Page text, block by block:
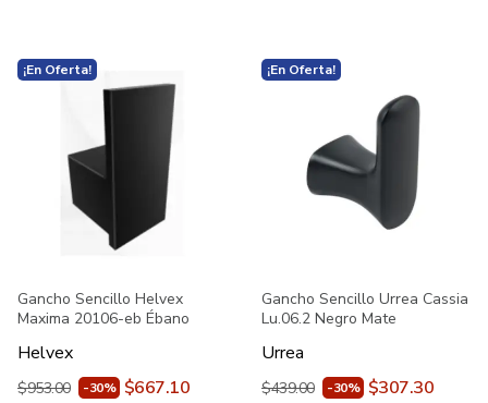
¡En Oferta!
Gancho Sencillo Helvex
Maxima 20106-eb Ébano
Helvex
$953.00 -30% $667.10
¡En Oferta!
Gancho Sencillo Urrea Cassia
Lu.06.2 Negro Mate
Urrea
$439.00 -30% $307.30